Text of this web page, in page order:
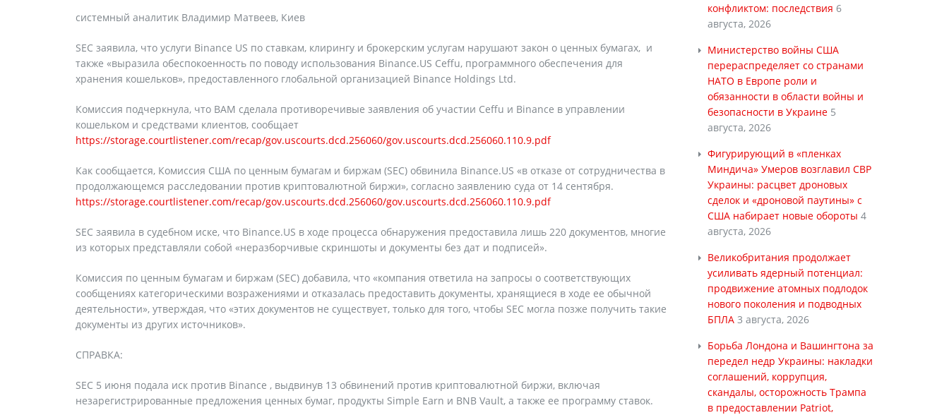
cистемный аналитик Владимир Матвеев, Киев
SEC заявила, что услуги Binance US по ставкам, клирингу и брокерским услугам нарушают закон о ценных бумагах, и
также «выразила обеспокоенность по поводу использования Binance.US Ceffu, программного обеспечения для
хранения кошельков», предоставленного глобальной организацией Binance Holdings Ltd.
Комиссия подчеркнула, что BAM сделала противоречивые заявления об участии Ceffu и Binance в управлении
кошельком и средствами клиентов, сообщает
https://storage.courtlistener.com/recap/gov.uscourts.dcd.256060/gov.uscourts.dcd.256060.110.9.pdf
Как сообщается, Комиссия США по ценным бумагам и биржам (SEC) обвинила Binance.US «в отказе от сотрудничества в
продолжающемся расследовании против криптовалютной биржи», согласно заявлению суда от 14 сентября.
https://storage.courtlistener.com/recap/gov.uscourts.dcd.256060/gov.uscourts.dcd.256060.110.9.pdf
SEC заявила в судебном иске, что Binance.US в ходе процесса обнаружения предоставила лишь 220 документов, многие
из которых представляли собой «неразборчивые скриншоты и документы без дат и подписей».
Комиссия по ценным бумагам и биржам (SEC) добавила, что «компания ответила на запросы о соответствующих
сообщениях категорическими возражениями и отказалась предоставить документы, хранящиеся в ходе ее обычной
деятельности», утверждая, что «этих документов не существует, только для того, чтобы SEC могла позже получить такие
документы из других источников».
СПРАВКА:
SEC 5 июня подала иск против Binance , выдвинув 13 обвинений против криптовалютной биржи, включая
незарегистрированные предложения ценных бумаг, продукты Simple Earn и BNB Vault, а также ее программу ставок.
конфликтом: последствия 6
августа, 2026
Министерство войны США
перераспределяет со странами
НАТО в Европе роли и
обязанности в области войны и
безопасности в Украине 5
августа, 2026
Фигурирующий в «пленках
Миндича» Умеров возглавил СВР
Украины: расцвет дроновых
сделок и «дроновой паутины» с
США набирает новые обороты 4
августа, 2026
Великобритания продолжает
усиливать ядерный потенциал:
продвижение атомных подлодок
нового поколения и подводных
БПЛА 3 августа, 2026
Борьба Лондона и Вашингтона за
передел недр Украины: накладки
соглашений, коррупция,
скандалы, осторожность Трампа
в предоставлении Patriot,